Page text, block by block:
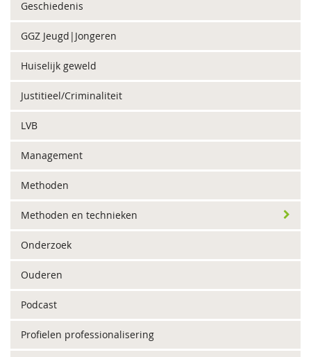
Geschiedenis
GGZ Jeugd|Jongeren
Huiselijk geweld
Justitieel/Criminaliteit
LVB
Management
Methoden
Methoden en technieken
Onderzoek
Ouderen
Podcast
Profielen professionalisering